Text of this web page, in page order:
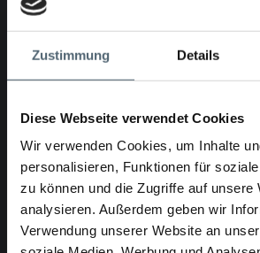
Zustimmung Details
Diese Webseite verwendet Cookies
Wir verwenden Cookies, um Inhalte
personalisieren, Funktionen für
zu können und die Zugriffe auf unsere
analysieren. Außerdem geben wir
Verwendung unserer Website an
KASRO-Selbstfahreinheit
ArtikelNr.: 1025100